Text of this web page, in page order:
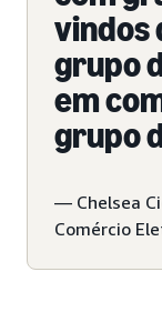
vindos
grupo
em
grupo
— Chelsea
Comércio